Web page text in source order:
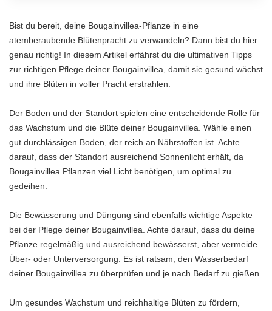
Bist du bereit, deine Bougainvillea-Pflanze in eine
atemberaubende Blütenpracht zu verwandeln? Dann bist du hier
genau richtig! In diesem Artikel erfährst du die ultimativen Tipps
zur richtigen Pflege deiner Bougainvillea, damit sie gesund wächst
und ihre Blüten in voller Pracht erstrahlen.
Der Boden und der Standort spielen eine entscheidende Rolle für
das Wachstum und die Blüte deiner Bougainvillea. Wähle einen
gut durchlässigen Boden, der reich an Nährstoffen ist. Achte
darauf, dass der Standort ausreichend Sonnenlicht erhält, da
Bougainvillea Pflanzen viel Licht benötigen, um optimal zu
gedeihen.
Die Bewässerung und Düngung sind ebenfalls wichtige Aspekte
bei der Pflege deiner Bougainvillea. Achte darauf, dass du deine
Pflanze regelmäßig und ausreichend bewässerst, aber vermeide
Über- oder Unterversorgung. Es ist ratsam, den Wasserbedarf
deiner Bougainvillea zu überprüfen und je nach Bedarf zu gießen.
Um gesundes Wachstum und reichhaltige Blüten zu fördern,